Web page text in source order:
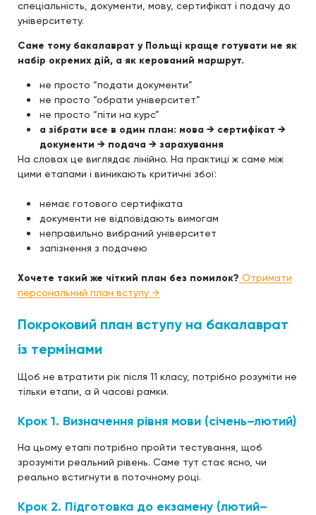
спеціальність, документи, мову, сертифікат і подачу до
університету.
Саме тому бакалаврат у Польщі краще готувати не як
набір окремих дій, а як керований маршрут.
не просто “подати документи”
не просто “обрати університет”
не просто “піти на курс”
а зібрати все в один план: мова → сертифікат →
документи → подача → зарахування
На словах це виглядає лінійно. На практиці ж саме між
цими етапами і виникають критичні збої:
немає готового сертифіката
документи не відповідають вимогам
неправильно вибраний університет
запізнення з подачею
Хочете такий же чіткий план без помилок? Отримати
персональний план вступу →
Покроковий план вступу на бакалаврат
із термінами
Щоб не втратити рік після 11 класу, потрібно розуміти не
тільки етапи, а й часові рамки.
Крок 1. Визначення рівня мови (січень–лютий)
На цьому етапі потрібно пройти тестування, щоб
зрозуміти реальний рівень. Саме тут стає ясно, чи
реально встигнути в поточному році.
Крок 2. Підготовка до екзамену (лютий–